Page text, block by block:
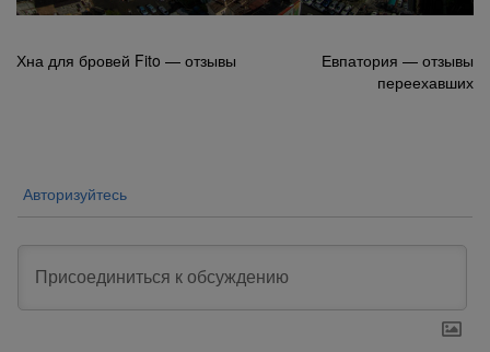
Навигация
Хна для бровей Fito — отзывы
Евпатория — отзывы
переехавших
Авторизуйтесь